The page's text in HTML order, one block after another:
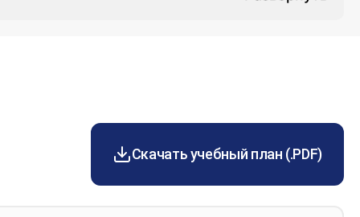
Скачать учебный план (.PDF)